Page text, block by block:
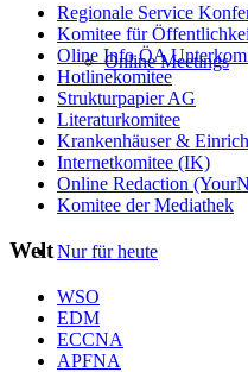
Online Meetings
Nur für heute
Regionale Service
Komitee für
Oline Info ÖA
Hotlinekomitee
Strukturpapier AG
Literaturkomitee
Krankenhäuser &
Internetkomitee (IK)
Online Redaction
Komitee der Mediathek
Welt
WSO
EDM
ECCNA
APFNA